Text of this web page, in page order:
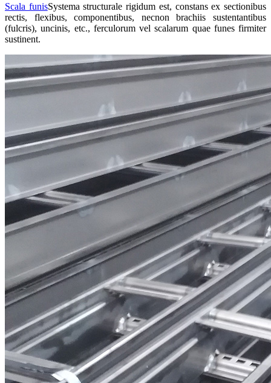
Scala funisSystema structurale rigidum est, constans ex sectionibus
rectis, flexibus, componentibus, necnon brachiis sustentantibus
(fulcris), uncinis, etc., ferculorum vel scalarum quae funes firmiter
sustinent.